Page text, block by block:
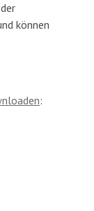
können
: